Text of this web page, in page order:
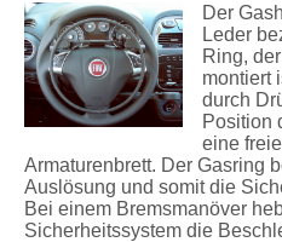
Der
Leder
Ring,
montiert
durch
Position
eine
Armaturenbrett. Der Gasring
Auslösung und somit die
Bei einem Bremsmanöver
Sicherheitssystem die